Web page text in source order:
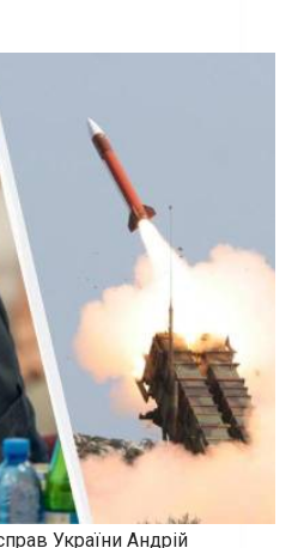
України Андрій